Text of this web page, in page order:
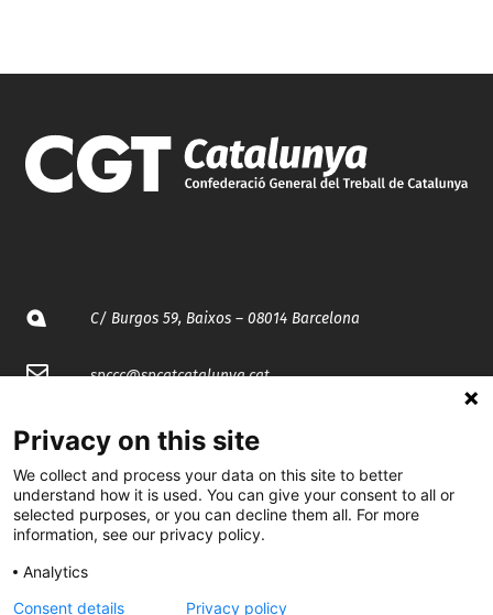
C/ Burgos 59, Baixos – 08014 Barcelona
spccc@spcgtcatalunya.cat
@CGTCatalunya
cgtcatalunya
CGTCatalunya
Privacy on this site
We collect and process your data on this site to better
understand how it is used. You can give your consent to all or
selected purposes, or you can decline them all. For more
information, see our privacy policy.
Analytics
Consent details
Privacy policy